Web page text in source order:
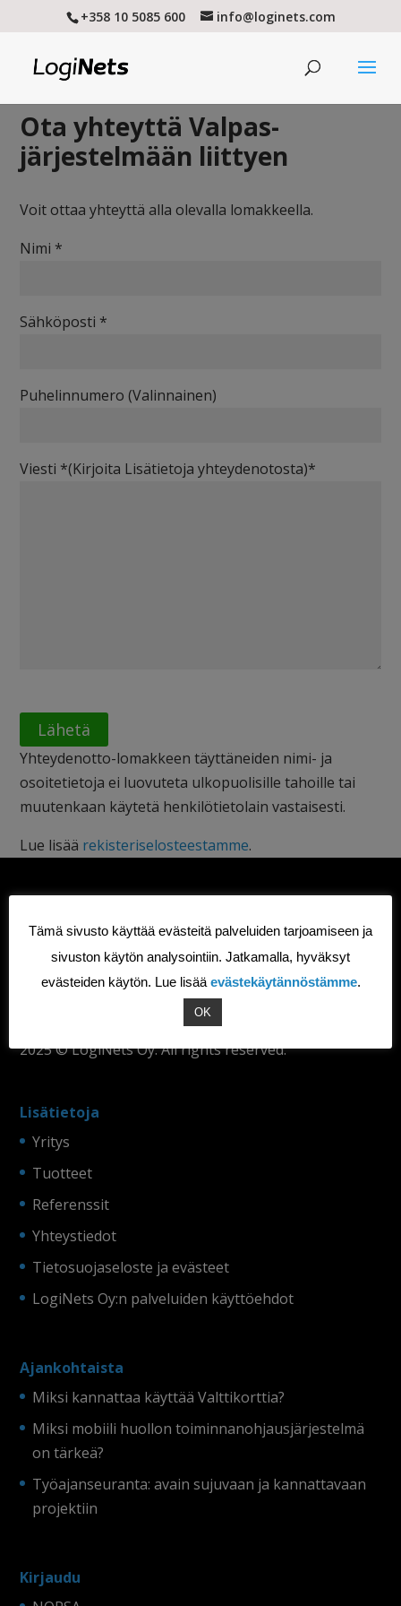
+358 10 5085 600 info@loginets.com
Ota yhteyttä Valpas-
järjestelmään liittyen
Voit ottaa yhteyttä alla olevalla lomakkeella.
Nimi *
Sähköposti *
Puhelinnumero (Valinnainen)
Viesti *(Kirjoita Lisätietoja yhteydenotosta)*
Yhteydenotto-lomakkeen täyttäneiden nimi- ja
osoitetietoja ei luovuteta ulkopuolisille tahoille tai
muutenkaan käytetä henkilötietolain vastaisesti.
Lue lisää rekisteriselosteestamme.
Läkkisepäntie 17 00620 Helsinki
info@loginets.com
+358 50 570 6252
2025 © LogiNets Oy. All rights reserved.
Lisätietoja
Yritys
Tuotteet
Referenssit
Yhteystiedot
Tietosuojaseloste ja evästeet
LogiNets Oy:n palveluiden käyttöehdot
Ajankohtaista
Miksi kannattaa käyttää Valttikorttia?
Miksi mobiili huollon toiminnanohjausjärjestelmä
on tärkeä?
Työajanseuranta: avain sujuvaan ja kannattavaan
projektiin
Kirjaudu
Tämä sivusto käyttää evästeitä palveluiden tarjoamiseen ja
sivuston käytön analysointiin. Jatkamalla, hyväksyt
evästeiden käytön. Lue lisää evästekäytännöstämme.
OK